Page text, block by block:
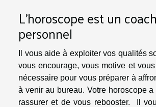
L’horoscope est un coach
personnel
Il vous aide à exploiter vos qualités
vous encourage, vous motive et
nécessaire pour vous préparer à
à venir au bureau. Votre horoscope
rassurer et de vous rebooster. Il